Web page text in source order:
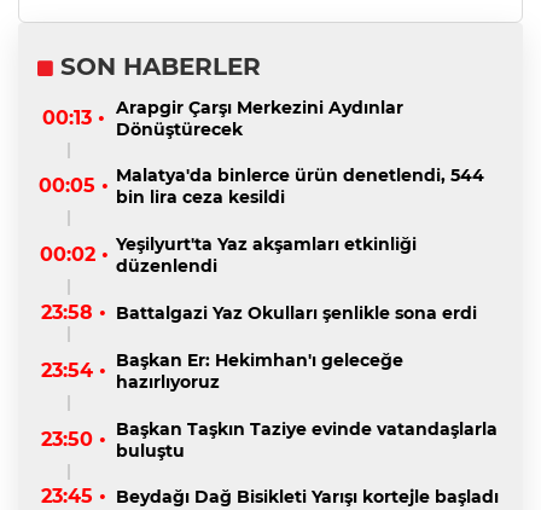
SON HABERLER
00:13 • Arapgir Çarşı Merkezini Aydınlar
Dönüştürecek
00:05 • Malatya'da binlerce ürün denetlendi, 544
bin lira ceza kesildi
00:02 • Yeşilyurt'ta Yaz akşamları etkinliği
düzenlendi
23:58 • Battalgazi Yaz Okulları şenlikle sona erdi
23:54 • Başkan Er: Hekimhan'ı geleceğe
hazırlıyoruz
23:50 • Başkan Taşkın Taziye evinde vatandaşlarla
buluştu
23:45 • Beydağı Dağ Bisikleti Yarışı kortejle başladı